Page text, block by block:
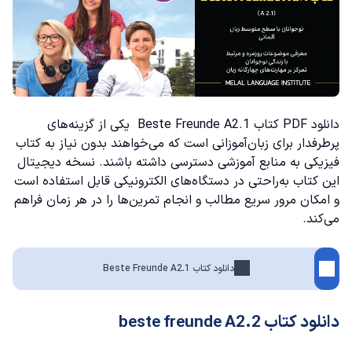
دانلود PDF کتاب Beste Freunde A2.1 یکی از گزینه‌های
پرطرفدار برای زبان‌آموزانی است که می‌خواهند بدون نیاز به کتاب
فیزیکی به منابع آموزشی دسترسی داشته باشند. نسخه دیجیتال
این کتاب به‌راحتی در دستگاه‌های الکترونیکی قابل استفاده است
و امکان مرور سریع مطالب و انجام تمرین‌ها را در هر زمان فراهم
می‌کند.
دانلود کتاب Beste Freunde A2.1
دانلود کتاب beste freunde A2.2